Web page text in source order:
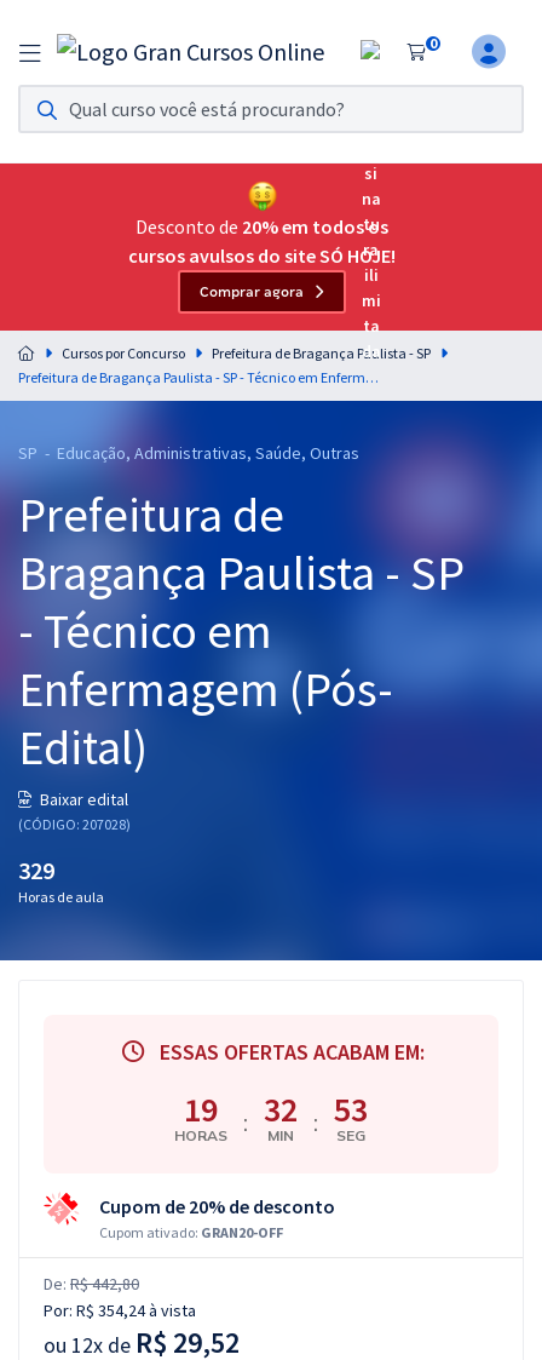
0
Assinatura Ilimitada 11
Acesso a todos os cursos. Teste grátis por 7 dias!
Assinatura OAB Até Passar
Acesso ilimitado a toda preparação para o Exame da
Residências Multiprofissionais
Preparação completa e intensiva para as principais
residências em saúde do Brasil
Cursos 20% OFF
Pós
Graduação
OAB
Mentorias
Questões grátis
Blog
Desconto de 20% em todos os
cursos avulsos do site SÓ HOJE!
Comprar agora
Cursos por Concurso
Prefeitura de Bragança Paulista - SP
Prefeitura de Bragança Paulista - SP - Técnico em Enfermagem (Pós-Edital)
SP - Educação, Administrativas, Saúde, Outras
Prefeitura de
Bragança Paulista - SP
- Técnico em
Enfermagem (Pós-
Edital)
Baixar edital
(CÓDIGO: 207028)
329
Horas de aula
ESSAS OFERTAS ACABAM EM:
19
HORAS : 32
MIN : 52
SEG
Cupom de 20% de desconto
Cupom ativado: GRAN20-OFF
De: R$ 442,80
Por: R$ 354,24à vista
ou 12x de R$ 29,52